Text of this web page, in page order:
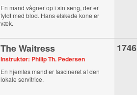
En mand vågner op i sin seng, der er
fyldt med blod. Hans elskede kone er
væk.
The Waitress
Instruktør: Philip Th. Pedersen
En hjemløs mand er fascineret af den
lokale servitrice.
1746